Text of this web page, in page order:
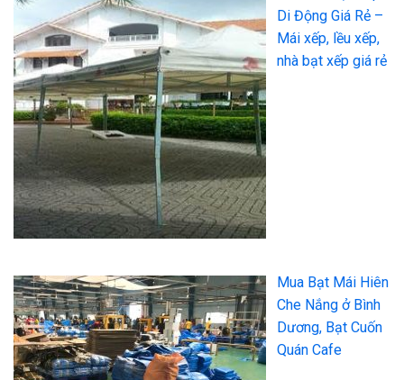
Di Động Giá Rẻ –
Mái xếp, lều xếp,
nhà bạt xếp giá rẻ
Mua Bạt Mái Hiên
Che Nắng ở Bình
Dương, Bạt Cuốn
Quán Cafe